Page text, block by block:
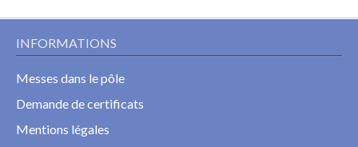
INFORMATIONS
Messes dans le pôle
Demande de certificats
Mentions légales